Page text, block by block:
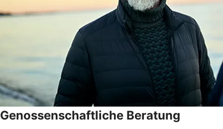
Genossenschaftliche Beratung